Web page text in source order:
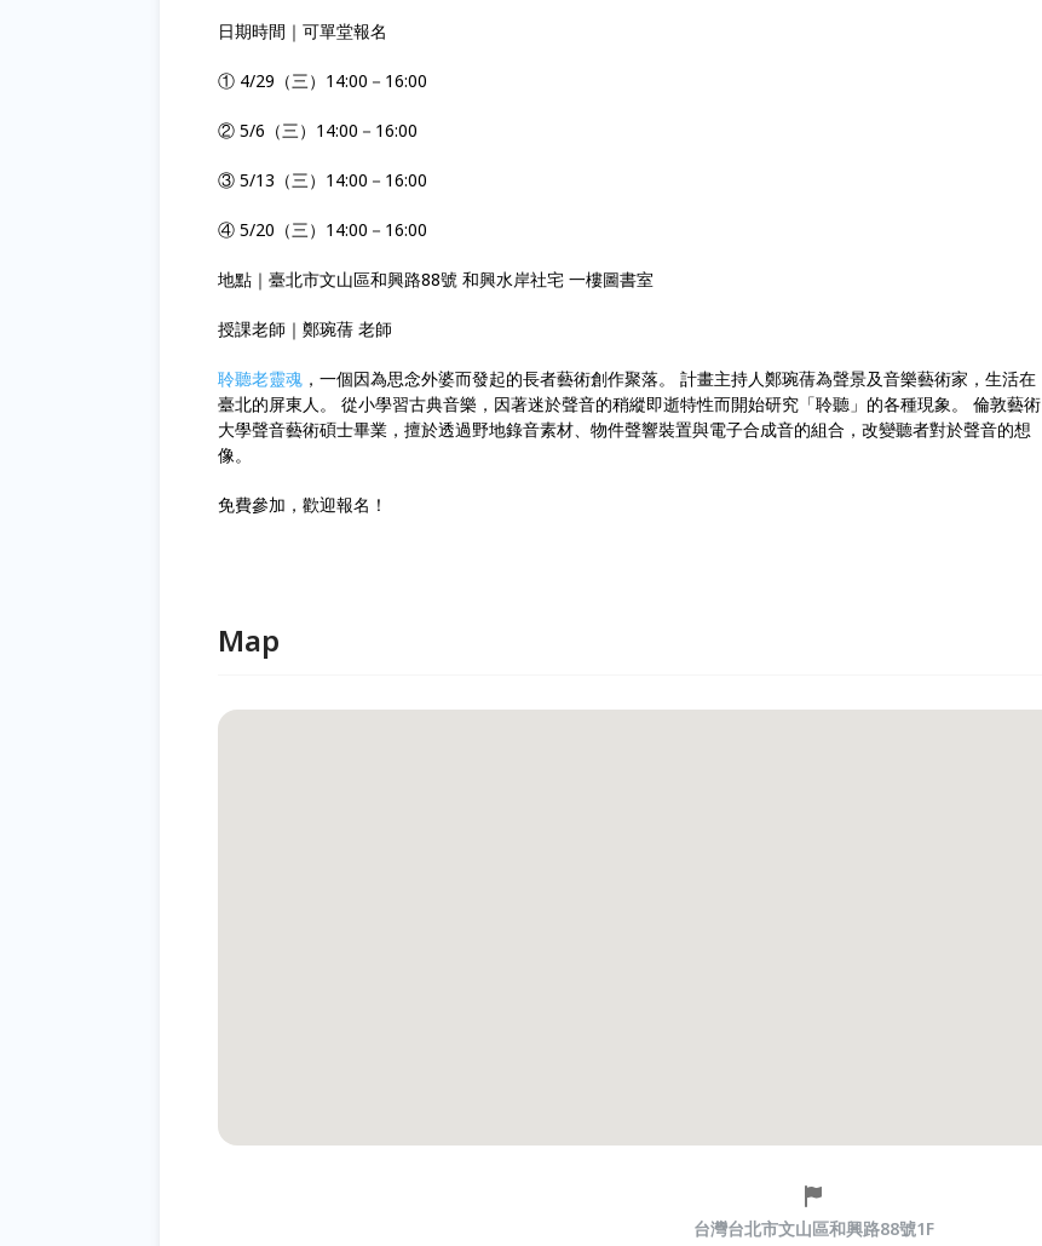
日期時間｜可單堂報名
① 4/29（三）14:00－16:00
② 5/6（三）14:00－16:00
③ 5/13（三）14:00－16:00
④ 5/20（三）14:00－16:00
地點｜臺北市文山區和興路88號 和興水岸社宅 一樓圖書室
授課老師｜鄭琬蒨 老師
聆聽老靈魂 ，一個因為思念外婆而發起的長者藝術創作聚落。 計畫主持人鄭琬蒨為聲景及音樂藝術家，生活在
臺北的屏東人。 從小學習古典音樂，因著迷於聲音的稍縱即逝特性而開始研究「聆聽」的各種現象。 倫敦藝術
大學聲音藝術碩士畢業，擅於透過野地錄音素材、物件聲響裝置與電子合成音的組合，改變聽者對於聲音的想
像。 󠀠󠀠 󠀠
免費參加，歡迎報名！
Map
台灣台北市文山區和興路88號1F